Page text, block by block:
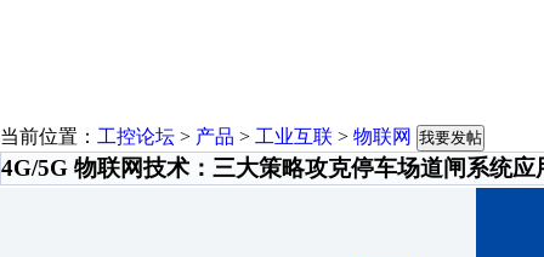
当前位置： 工控论坛 > 产品 > 工业互联 > 物联网 我要发帖
4G/5G 物联网技术：三大策略攻克停车场道闸系统应